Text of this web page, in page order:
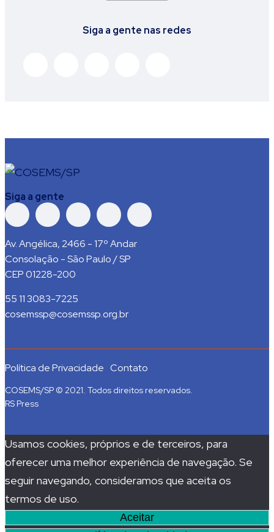
Siga a gente nas redes
Siga a gente
Av. Angélica, 2466 - 17º Andar
Consolação - São Paulo / SP
CEP 01228-200
55 11 3083-7225
cosemssp@cosemssp.org.br
Política de Privacidade Contato
COSEMS/SP © 2021. Todos direitos reservados.
RS Press
Usamos cookies, próprios e de terceiros, para
oferecer uma melhor experiência de navegação. Se
seguir navegando, consideramos que aceita os
termos de uso.
Aceitar